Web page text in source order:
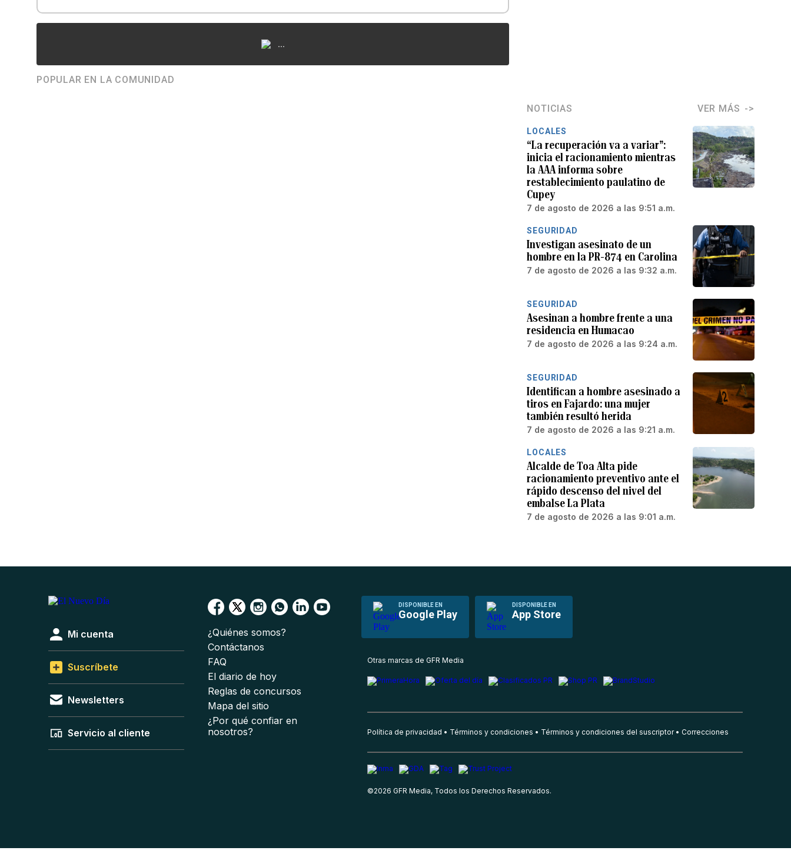
...
POPULAR EN LA COMUNIDAD
NOTICIAS VER MÁS
LOCALES
“La recuperación va a variar”:
inicia el racionamiento mientras
la AAA informa sobre
restablecimiento paulatino de
Cupey
7 de agosto de 2026 a las 9:51 a.m.
SEGURIDAD
Investigan asesinato de un
hombre en la PR-874 en Carolina
7 de agosto de 2026 a las 9:32 a.m.
SEGURIDAD
Asesinan a hombre frente a una
residencia en Humacao
7 de agosto de 2026 a las 9:24 a.m.
SEGURIDAD
Identifican a hombre asesinado a
tiros en Fajardo: una mujer
también resultó herida
7 de agosto de 2026 a las 9:21 a.m.
LOCALES
Alcalde de Toa Alta pide
racionamiento preventivo ante el
rápido descenso del nivel del
embalse La Plata
7 de agosto de 2026 a las 9:01 a.m.
DISPONIBLE EN
Google Play
DISPONIBLE EN
App Store
Mi cuenta
Suscríbete
Newsletters
Servicio al cliente
¿Quiénes somos?
Contáctanos
FAQ
El diario de hoy
Reglas de concursos
Mapa del sitio
¿Por qué confiar en
nosotros?
Otras marcas de GFR Media
Política de privacidad Términos y condiciones Términos y condiciones del suscriptor Correcciones
©2026 GFR Media, Todos los Derechos Reservados.